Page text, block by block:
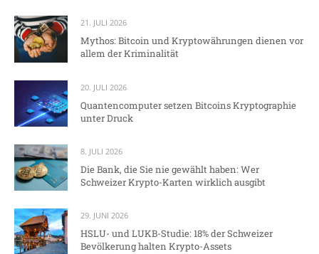
21. JULI 2026
Mythos: Bitcoin und Kryptowährungen dienen vor
allem der Kriminalität
20. JULI 2026
Quantencomputer setzen Bitcoins Kryptographie
unter Druck
8. JULI 2026
Die Bank, die Sie nie gewählt haben: Wer
Schweizer Krypto-Karten wirklich ausgibt
29. JUNI 2026
HSLU- und LUKB-Studie: 18% der Schweizer
Bevölkerung halten Krypto-Assets